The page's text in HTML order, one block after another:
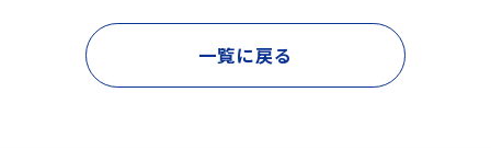
一覧に戻る